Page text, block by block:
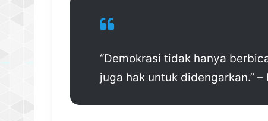
“Demokrasi tidak hanya
juga hak untuk didengarkan.”